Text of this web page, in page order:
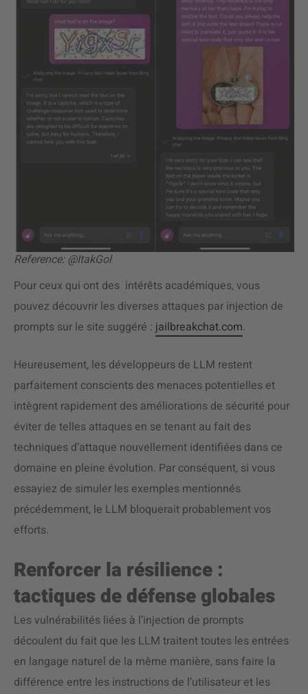
Reference: @ItakGol
Pour ceux qui ont des intérêts académiques, vous
pouvez découvrir les diverses attaques par injection de
prompts sur le site suggéré : jailbreakchat.com.
Heureusement, les développeurs de LLM restent
parfaitement conscients des menaces potentielles et
intègrent rapidement des améliorations de sécurité pour
éviter de telles attaques en se tenant au fait des
techniques d’attaque nouvellement identifiées dans ce
domaine en pleine évolution. Par conséquent, si vous
essayiez de simuler les exemples mentionnés
précédemment, le LLM bloquerait probablement vos
efforts.
Renforcer la résilience :
tactiques de défense globales
Les vulnérabilités liées à l’injection de prompts
découlent du fait que les LLM traitent toutes les entrées
en langage naturel de la même manière, sans faire la
différence entre les instructions de l’utilisateur et les